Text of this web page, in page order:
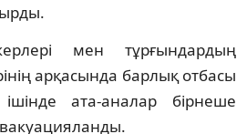
мен тұрғындардың
арқасында барлық отбасы
ата-аналар бірнеше